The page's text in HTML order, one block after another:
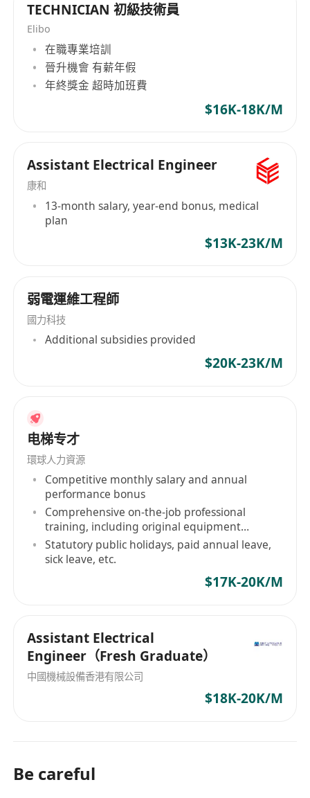
TECHNICIAN 初級技術員
Elibo
在職專業培訓
晉升機會 有薪年假
年終獎金 超時加班費
$16K-18K/M
Assistant Electrical Engineer
康和
13-month salary, year-end bonus, medical
plan
$13K-23K/M
弱電運維工程師
國力科技
Additional subsidies provided
$20K-23K/M
电梯专才
環球人力資源
Competitive monthly salary and annual
performance bonus
Comprehensive on-the-job professional
training, including original equipment
manufacturer technical courses, etc.
Statutory public holidays, paid annual leave,
sick leave, etc.
$17K-20K/M
Assistant Electrical
Engineer（Fresh Graduate）
中國機械設備香港有限公司
$18K-20K/M
Be careful